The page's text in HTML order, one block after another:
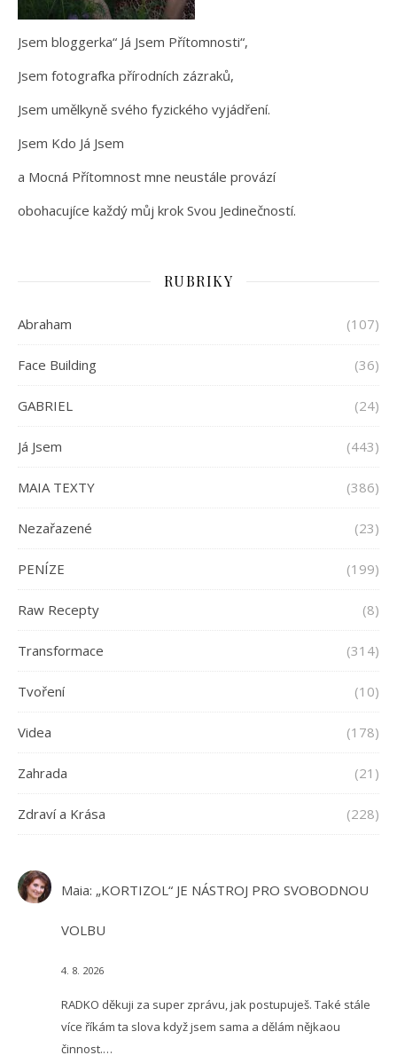
Jsem bloggerka“ Já Jsem Přítomnosti“,
Jsem fotografka přírodních zázraků,
Jsem umělkyně svého fyzického vyjádření.
Jsem Kdo Já Jsem
a Mocná Přítomnost mne neustále provází
obohacujíce každý můj krok Svou Jedinečností.
RUBRIKY
Abraham (107)
Face Building (36)
GABRIEL (24)
Já Jsem (443)
MAIA TEXTY (386)
Nezařazené (23)
PENÍZE (199)
Raw Recepty (8)
Transformace (314)
Tvoření (10)
Videa (178)
Zahrada (21)
Zdraví a Krása (228)
Maia: „KORTIZOL“ JE NÁSTROJ PRO SVOBODNOU
VOLBU
4. 8. 2026
RADKO děkuji za super zprávu, jak postupuješ. Také stále
více říkám ta slova když jsem sama a dělám nějkaou
činnost.…